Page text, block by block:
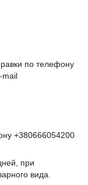
по телефону
mail
+380666054200
при
вида.